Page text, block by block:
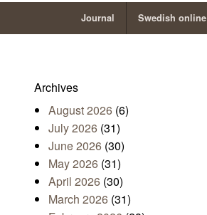
Journal Swedish online
Archives
August 2026 (6)
July 2026 (31)
June 2026 (30)
May 2026 (31)
April 2026 (30)
March 2026 (31)